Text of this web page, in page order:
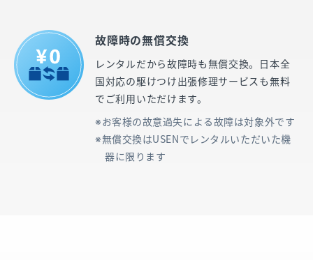
故障時の無償交換
レンタルだから故障時も無償交換。日本全
国対応の駆けつけ出張修理サービスも無料
でご利用いただけます。
お客様の故意過失による故障は対象外です
無償交換はUSENでレンタルいただいた機
器に限ります